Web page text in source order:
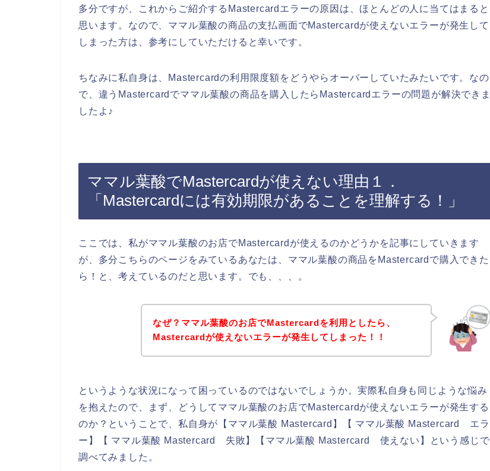
多分ですが、これからご紹介するMastercardエラーの原因は、ほとんどの人に当てはまると
思います。なので、ママル葉酸の商品の支払画面でMastercardが使えないエラーが発生して
しまった方は、参考にしていただけると幸いです。
ちなみに私自身は、Mastercardの利用限度額をどうやらオーバーしていたみたいです。なの
で、違うMastercardでママル葉酸の商品を購入したらMastercardエラーの問題が解決できま
したよ♪
ママル葉酸でMastercardが使えない理由１．
「Mastercardには有効期限があることを理解する！」
ここでは、私がママル葉酸のお店でMastercardが使えるのかどうかを記事にしていきます
が、多分こちらのページをみているあなたは、ママル葉酸の商品をMastercardで購入できた
ら！と、考えているのだと思います。でも、、、。
なぜ？ママル葉酸のお店でMastercardを利用としたら、
Mastercardが使えないエラーが発生してしまった！！
というような状況になって困っているのではないでしょうか。実際私自身も同じような悩み
を抱えたので、まず、どうしてママル葉酸のお店でMastercardが使えないエラーが発生する
のか？ということで、私自身が【ママル葉酸 Mastercard】【 ママル葉酸 Mastercard エラ
ー】【 ママル葉酸 Mastercard 失敗】【ママル葉酸 Mastercard 使えない】という感じで
調べてみました。